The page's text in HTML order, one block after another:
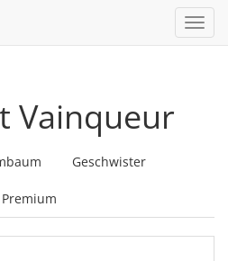
Vainqueur
Geschwister
Premium